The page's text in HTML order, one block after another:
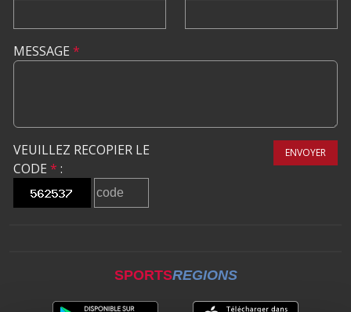
MESSAGE *
VEUILLEZ RECOPIER LE
CODE * :
ENVOYER
SPORTSREGIONS